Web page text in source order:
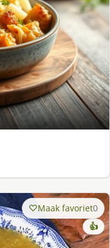
Maak favoriet0
👍